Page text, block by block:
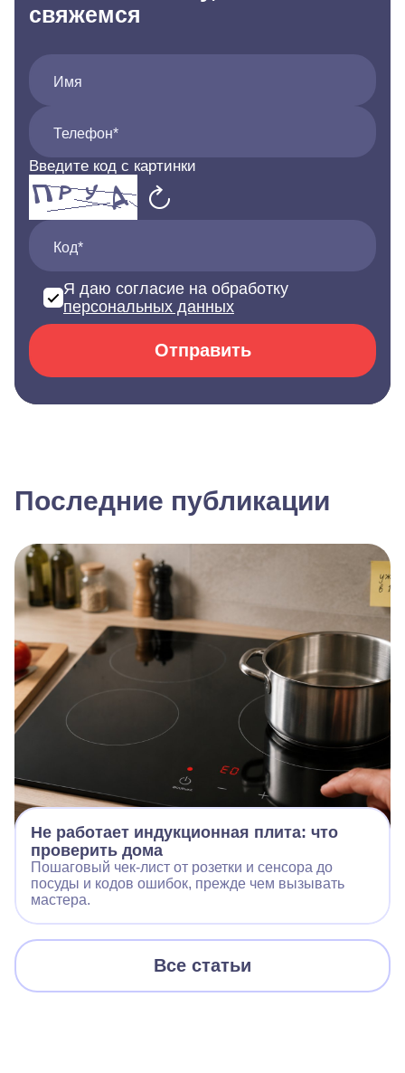
свяжемся
Имя
Телефон*
Введите код с картинки
Код*
Я даю согласие на обработку
персональных данных
Отправить
Последние публикации
Не работает индукционная плита: что
проверить дома
Пошаговый чек‑лист от розетки и сенсора до
посуды и кодов ошибок, прежде чем вызывать
мастера.
Все статьи